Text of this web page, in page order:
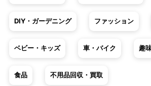
DIY・ガーデニング ファッション
ベビー・キッズ 車・バイク 趣
食品 不用品回収・買取